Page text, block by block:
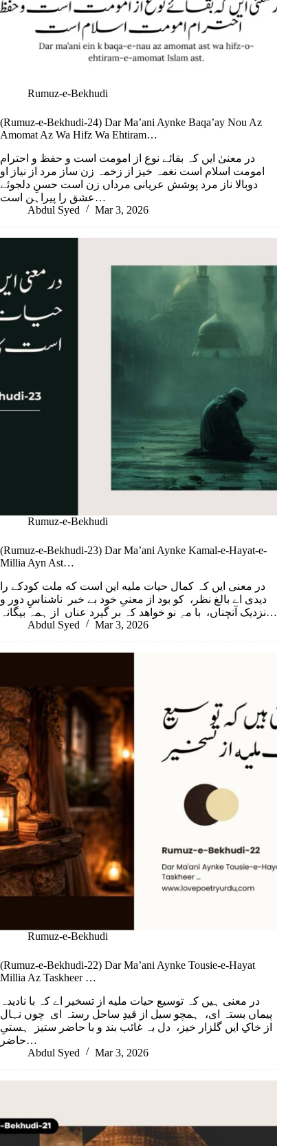
Rumuz-e-Bekhudi
(Rumuz-e-Bekhudi-24) Dar Ma’ani Aynke Baqa’ay Nou Az
Amomat Az Wa Hifz Wa Ehtiram…
در معنیٰ ایں کہ بقائے نوع از امومت است و حفظ و احترام
امومت اسلام است نغمہ خیز از زخمہ زن ساز مرد از نیاز او
دوبالا ناز مرد پوشش عریانی مرداں زن است حسنِ دلجوئے
عشق را پیراہن است…
Abdul Syed
Mar 3, 2026
Rumuz-e-Bekhudi
(Rumuz-e-Bekhudi-23) Dar Ma’ani Aynke Kamal-e-Hayat-e-
Millia Ayn Ast…
در معنی ایں کہ کمال حیات ملیه این است که ملت کودکے را
دیدی اے بالغ نظر، کو بود از معنیِ خود بے خبر ناشناسِ دور و
نزدیک آنچناں، با مہِ نو خواهد کہ بر گیرد عناں از ہمہ بیگانہ…
Abdul Syed
Mar 3, 2026
Rumuz-e-Bekhudi
(Rumuz-e-Bekhudi-22) Dar Ma’ani Aynke Tousie-e-Hayat
Millia Az Taskheer …
در معنی ہیں کہ توسیع حیات ملیه از تسخیر اے کہ با نادیدہ
پیماں بستہ ای، ہمچو سیل از قیدِ ساحل رستہ ای چوں نہال
از خاکِ ایں گلزار خیز، دل بہ غائب بند و با حاضر ستیز ہستیِ
حاضر…
Abdul Syed
Mar 3, 2026